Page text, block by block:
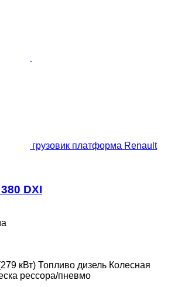
грузовик платформа Renault
DXI
кВт) Топливо дизель Колесная
рессора/пневмо